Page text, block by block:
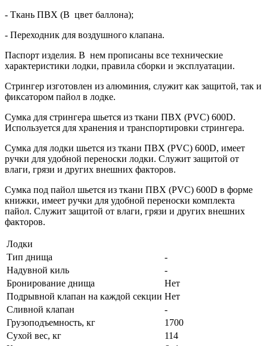
- Ткань ПВХ (В цвет баллона);
- Переходник для воздушного клапана.
Паспорт изделия. В нем прописаны все технические
характеристики лодки, правила сборки и эксплуатации.
Стрингер изготовлен из алюминия, служит как защитой, так и
фиксатором пайол в лодке.
Сумка для стрингера шьется из ткани ПВХ (PVC) 600D.
Используется для хранения и транспортировки стрингера.
Сумка для лодки шьется из ткани ПВХ (PVC) 600D, имеет
ручки для удобной переноски лодки. Служит защитой от
влаги, грязи и других внешних факторов.
Сумка под пайол шьется из ткани ПВХ (PVC) 600D в форме
книжки, имеет ручки для удобной переноски комплекта
пайол. Служит защитой от влаги, грязи и других внешних
факторов.
Лодки
Тип днища
-
Надувной киль
-
Бронирование днища
Нет
Подрывной клапан на каждой секции Нет
Сливной клапан
-
Грузоподъемность, кг
1700
Сухой вес, кг
114